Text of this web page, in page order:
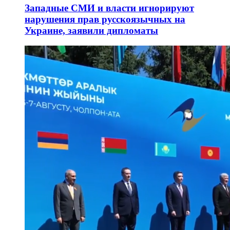
Западные СМИ и власти игнорируют
нарушения прав русскоязычных на
Украине, заявили дипломаты